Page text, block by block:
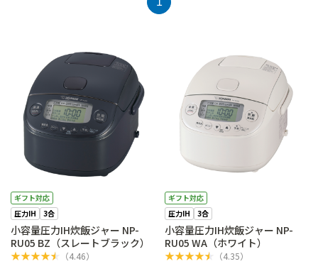
ギフト対応
圧力IH
3合
小容量圧力IH炊飯ジャー NP-
RU05 BZ（スレートブラック）
★★★★★ （4.46）
ギフト対応
圧力IH
3合
小容量圧力IH炊飯ジャー NP-
RU05 WA（ホワイト）
★★★★★ （4.35）